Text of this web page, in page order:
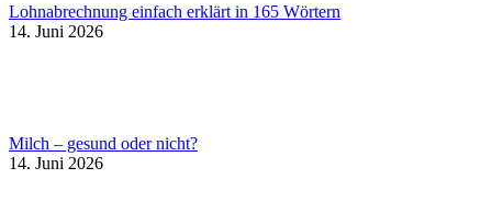
Lohnabrechnung einfach erklärt in 165 Wörtern
14. Juni 2026
Milch – gesund oder nicht?
14. Juni 2026